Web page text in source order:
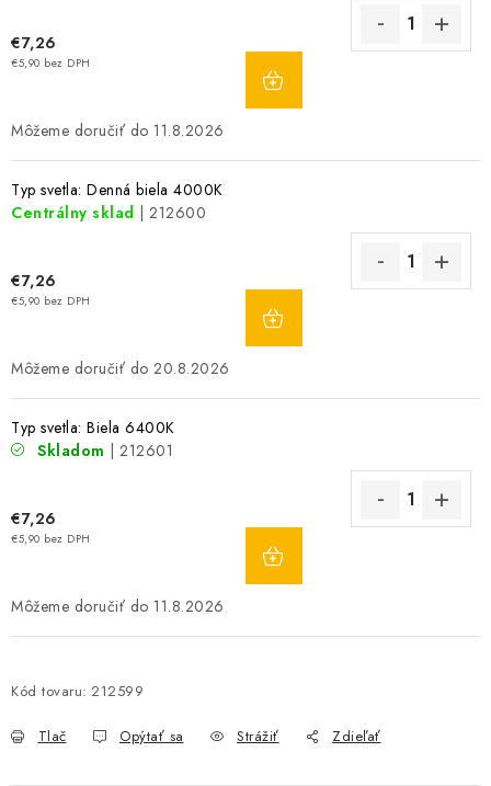
€7,26
€5,90 bez DPH
11.8.2026
Typ svetla: Denná biela 4000K
Centrálny sklad
| 212600
€7,26
€5,90 bez DPH
20.8.2026
Typ svetla: Biela 6400K
Skladom
| 212601
€7,26
€5,90 bez DPH
11.8.2026
Kód tovaru: 212599
Tlač Opýtať sa Strážiť Zdieľať